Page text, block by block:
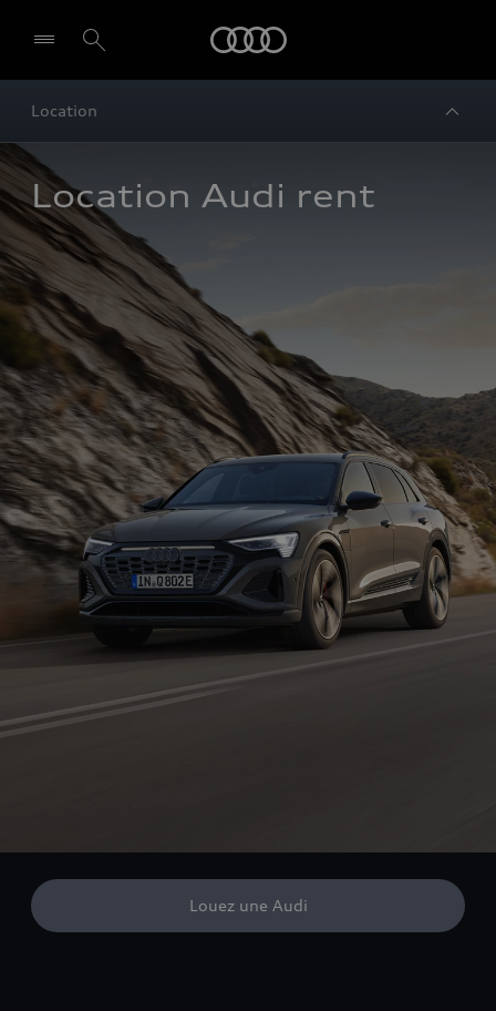
Location
Location Audi rent
Louez une Audi